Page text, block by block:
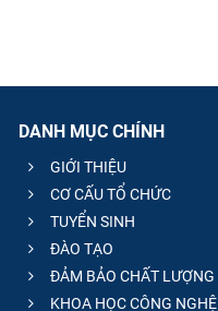
DANH MỤC CHÍNH
GIỚI THIỆU
CƠ CẤU TỔ CHỨC
TUYỂN SINH
ĐÀO TẠO
ĐẢM BẢO CHẤT LƯỢNG
KHOA HỌC CÔNG NGHỆ